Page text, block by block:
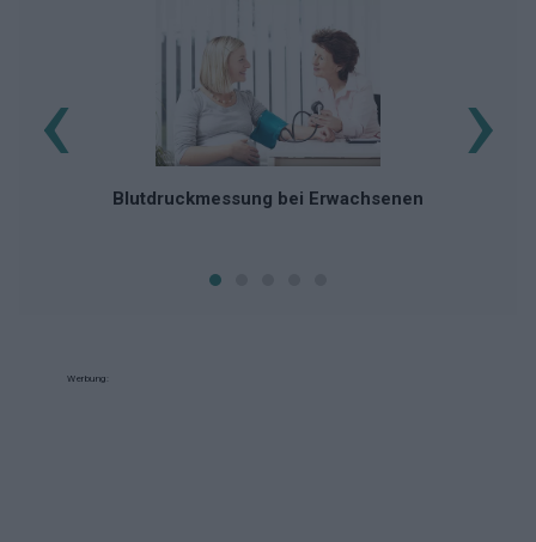
Blutdruckmessung bei Erwachsenen
‹ ›
Werbung: